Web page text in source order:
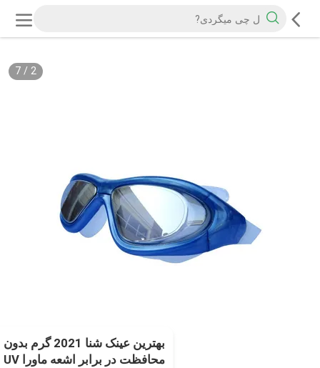
2
/
7
بهترین عینک